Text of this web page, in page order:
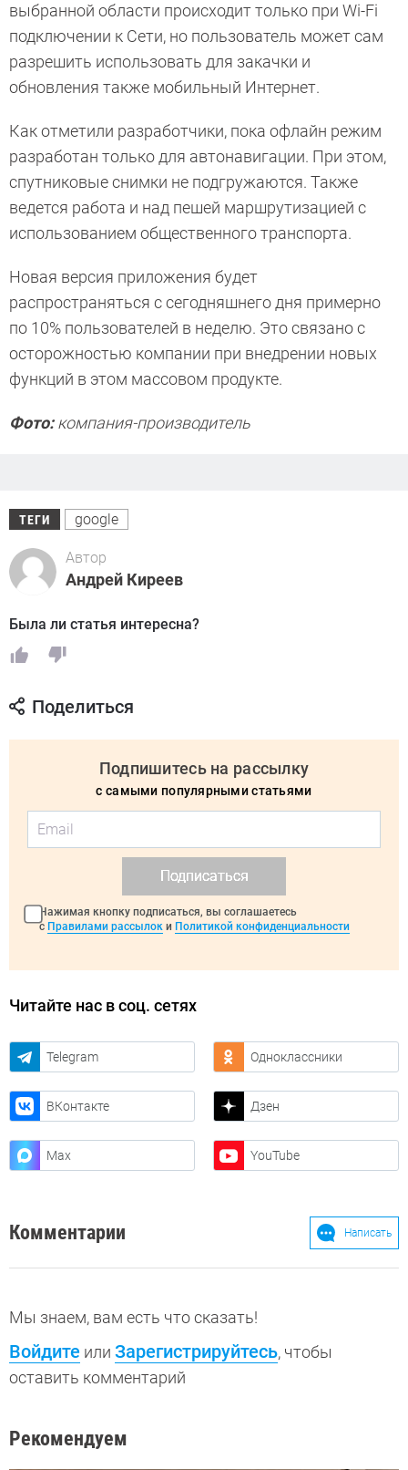
выбранной области происходит только при Wi-Fi
подключении к Сети, но пользователь может сам
разрешить использовать для закачки и
обновления также мобильный Интернет.
Как отметили разработчики, пока офлайн режим
разработан только для автонавигации. При этом,
спутниковые снимки не подгружаются. Также
ведется работа и над пешей маршрутизацией с
использованием общественного транспорта.
Новая версия приложения будет
распространяться с сегодняшнего дня примерно
по 10% пользователей в неделю. Это связано с
осторожностью компании при внедрении новых
функций в этом массовом продукте.
Фото:компания-производитель
ТЕГИ google
Автор
Андрей Киреев
Была ли статья интересна?
Поделиться
Подпишитесь на рассылку
с самыми популярными статьями
Подписаться
Нажимая кнопку подписаться, вы соглашаетесь
с Правилами рассылок и Политикой конфиденциальности
Читайте нас в соц. сетях
Telegram Одноклассники
ВКонтакте Дзен
Max YouTube
Комментарии Написать
Мы знаем, вам есть что сказать!
Войдите или Зарегистрируйтесь, чтобы
оставить комментарий
Рекомендуем